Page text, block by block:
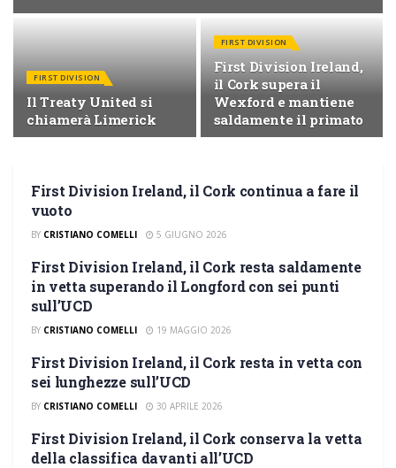
FIRST DIVISION
Il Treaty United si
chiamerà Limerick
FIRST DIVISION
First Division Ireland,
il Cork supera il
Wexford e mantiene
saldamente il primato
FIRST DIVISION
First Division Ireland, il Cork continua a fare il
vuoto
BY CRISTIANO COMELLI 5 GIUGNO 2026
FIRST DIVISION
First Division Ireland, il Cork resta saldamente
in vetta superando il Longford con sei punti
sull’UCD
BY CRISTIANO COMELLI 19 MAGGIO 2026
FIRST DIVISION
First Division Ireland, il Cork resta in vetta con
sei lunghezze sull’UCD
BY CRISTIANO COMELLI 30 APRILE 2026
FIRST DIVISION
First Division Ireland, il Cork conserva la vetta
della classifica davanti all’UCD